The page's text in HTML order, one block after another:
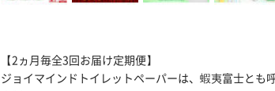
【2ヵ月毎全3回お届け定期便】
ジョイマインドトイレットペーパーは、蝦夷富士とも